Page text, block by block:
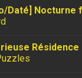
Daté] Nocturne
Résidence